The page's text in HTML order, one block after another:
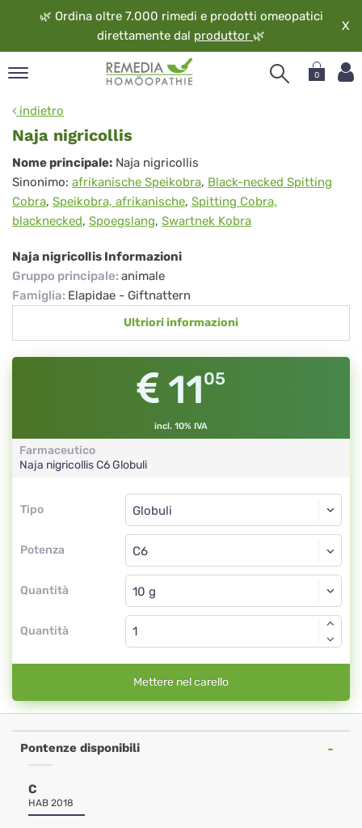
🌿 Ordina oltre 7.000 rimedi e prodotti omeopatici
direttamente dal produttor 🌿
X
0
indietro
Naja nigricollis
Naja
nigricollis
Nome principale: Naja nigricollis
Sinonimo: afrikanische Speikobra, Black-necked Spitting
Cobra, Speikobra, afrikanische, Spitting Cobra,
blacknecked, Spoegslang, Swartnek Kobra
Naja nigricollis Informazioni
Gruppo principale: animale
Famiglia: Elapidae - Giftnattern
Ultriori informazioni
1105
incl. 10% IVA
Farmaceutico
Naja nigricollisC6Globuli
Tipo
Tipo
Potenza
Globuli
C6
Quantità
Globuli
Quantità
Mettere nel carello
Pontenze disponibili
C
HAB 2018